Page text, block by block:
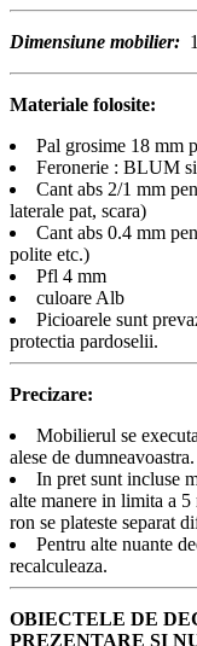
Dimensiune mobilier:
Materiale folosite:
Pal grosime 18 mm
Feronerie : BLUM
Cant abs 2/1 mm
laterale pat, scara)
Cant abs 0.4 mm
polite etc.)
Pfl 4 mm
culoare Alb
Picioarele sunt
protectia pardoselii.
Precizare:
Mobilierul se
alese de dumneavoastra.
In pret sunt incluse
alte manere in limita a
ron se plateste separat
Pentru alte nuante
recalculeaza.
OBIECTELE DE
PREZENTARE ȘI